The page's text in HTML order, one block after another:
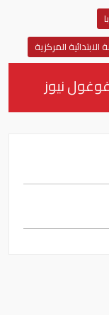
المركزية
غوغول نيوز